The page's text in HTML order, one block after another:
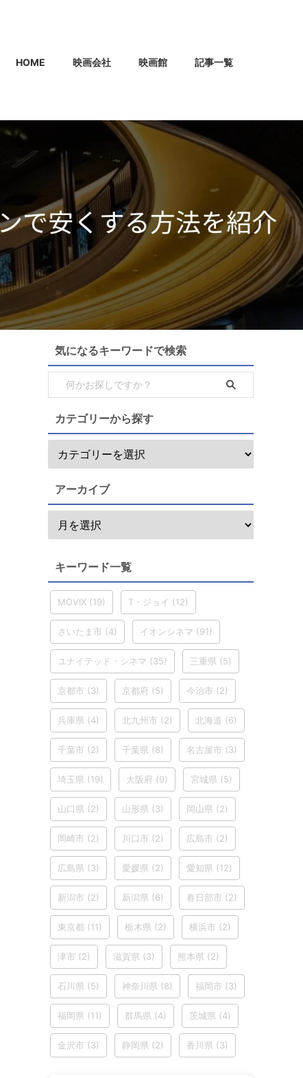
HOME 映画会社 映画館 記事一覧
気になるキーワードで検索
カテゴリーから探す
アーカイブ
キーワード一覧
MOVIX (19) T・ジョイ (12)
さいたま市 (4) イオンシネマ (91)
ユナイテッド・シネマ (35) 三重県 (5)
京都市 (3) 京都府 (5) 今治市 (2)
兵庫県 (4) 北九州市 (2) 北海道 (6)
千葉市 (2) 千葉県 (8) 名古屋市 (3)
埼玉県 (19) 大阪府 (9) 宮城県 (5)
山口県 (2) 山形県 (3) 岡山県 (2)
岡崎市 (2) 川口市 (2) 広島市 (2)
広島県 (3) 愛媛県 (2) 愛知県 (12)
新潟市 (2) 新潟県 (6) 春日部市 (2)
東京都 (11) 栃木県 (2) 横浜市 (2)
津市 (2) 滋賀県 (3) 熊本県 (2)
石川県 (5) 神奈川県 (8) 福岡市 (3)
福岡県 (11) 群馬県 (4) 茨城県 (4)
金沢市 (3) 静岡県 (2) 香川県 (3)